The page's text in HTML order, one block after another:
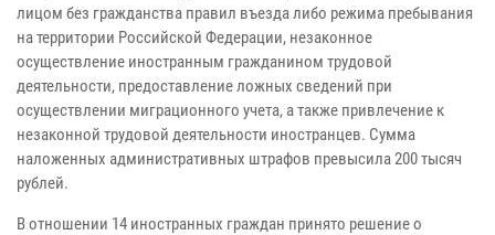
лицом без гражданства правил въезда либо режима пребывания
на территории Российской Федерации, незаконное
осуществление иностранным гражданином трудовой
деятельности, предоставление ложных сведений при
осуществлении миграционного учета, а также привлечение к
незаконной трудовой деятельности иностранцев. Сумма
наложенных административных штрафов превысила 200 тысяч
рублей.
В отношении 14 иностранных граждан принято решение о